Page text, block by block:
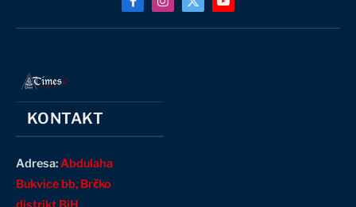
FacebookInstagram
X
(Twitter)
YouTube
KONTAKT
Adresa:Abdulaha
Bukvice bb, Brčko